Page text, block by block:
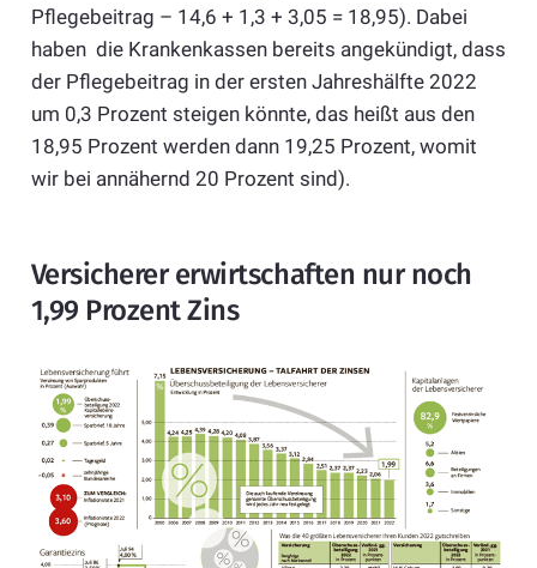
Pflegebeitrag – 14,6 + 1,3 + 3,05 = 18,95). Dabei
haben die Krankenkassen bereits angekündigt, dass
der Pflegebeitrag in der ersten Jahreshälfte 2022
um 0,3 Prozent steigen könnte, das heißt aus den
18,95 Prozent werden dann 19,25 Prozent, womit
wir bei annähernd 20 Prozent sind).
Versicherer erwirtschaften nur noch
1,99 Prozent Zins